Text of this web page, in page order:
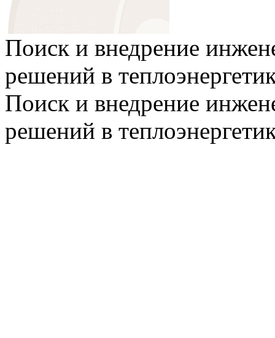
Поиск и внедрение
решений в
Поиск и внедрение
решений в